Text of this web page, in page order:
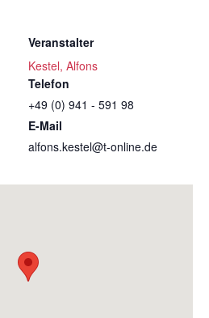
Veranstalter
Kestel, Alfons
Telefon
+49 (0) 941 - 591 98
E-Mail
alfons.kestel@t-online.de